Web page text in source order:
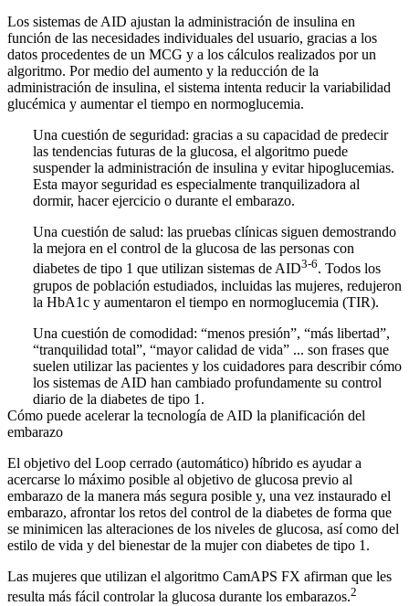
Los sistemas de AID ajustan la administración de insulina en
función de las necesidades individuales del usuario, gracias a los
datos procedentes de un MCG y a los cálculos realizados por un
algoritmo. Por medio del aumento y la reducción de la
administración de insulina, el sistema intenta reducir la variabilidad
glucémica y aumentar el tiempo en normoglucemia.
Una cuestión de seguridad: gracias a su capacidad de predecir
las tendencias futuras de la glucosa, el algoritmo puede
suspender la administración de insulina y evitar hipoglucemias.
Esta mayor seguridad es especialmente tranquilizadora al
dormir, hacer ejercicio o durante el embarazo.
Una cuestión de salud: las pruebas clínicas siguen demostrando
la mejora en el control de la glucosa de las personas con
diabetes de tipo 1 que utilizan sistemas de AID3-6. Todos los
grupos de población estudiados, incluidas las mujeres, redujeron
la HbA1c y aumentaron el tiempo en normoglucemia (TIR).
Una cuestión de comodidad: “menos presión”, “más libertad”,
“tranquilidad total”, “mayor calidad de vida” ... son frases que
suelen utilizar las pacientes y los cuidadores para describir cómo
los sistemas de AID han cambiado profundamente su control
diario de la diabetes de tipo 1.
Cómo puede acelerar la tecnología de AID la planificación del
embarazo
El objetivo del Loop cerrado (automático) híbrido es ayudar a
acercarse lo máximo posible al objetivo de glucosa previo al
embarazo de la manera más segura posible y, una vez instaurado el
embarazo, afrontar los retos del control de la diabetes de forma que
se minimicen las alteraciones de los niveles de glucosa, así como del
estilo de vida y del bienestar de la mujer con diabetes de tipo 1.
Las mujeres que utilizan el algoritmo CamAPS FX afirman que les
resulta más fácil controlar la glucosa durante los embarazos.2